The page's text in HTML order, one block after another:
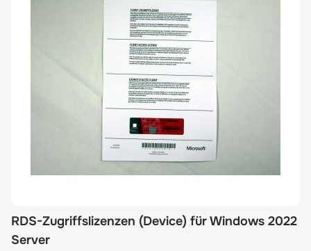
RDS-Zugriffslizenzen (Device) für Windows 2022
Server